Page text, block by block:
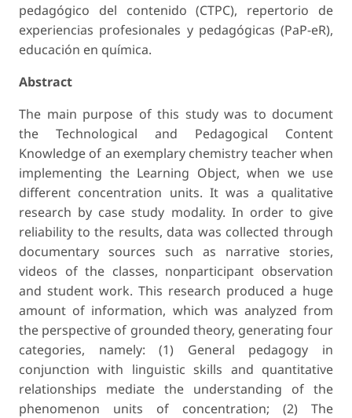
pedagógico del contenido (CTPC), repertorio de
experiencias profesionales y pedagógicas (PaP-eR),
educación en química.
Abstract
The main purpose of this study was to document
the Technological and Pedagogical Content
Knowledge of an exemplary chemistry teacher when
implementing the Learning Object, when we use
different concentration units. It was a qualitative
research by case study modality. In order to give
reliability to the results, data was collected through
documentary sources such as narrative stories,
videos of the classes, nonparticipant observation
and student work. This research produced a huge
amount of information, which was analyzed from
the perspective of grounded theory, generating four
categories, namely: (1) General pedagogy in
conjunction with linguistic skills and quantitative
relationships mediate the understanding of the
phenomenon units of concentration; (2) The